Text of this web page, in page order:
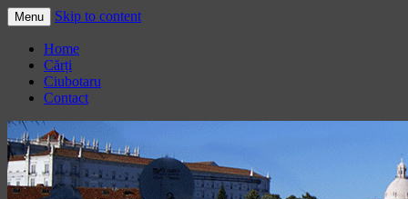
Adrian Ciubotaru
Menu Skip to content
Home
Cărți
Ciubotaru
Contact